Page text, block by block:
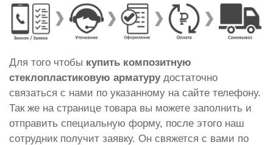
Для того чтобы купить композитную
стеклопластиковую арматурудостаточно
связаться с нами по указанному на сайте телефону.
Так же на странице товара вы можете заполнить и
отправить специальную форму, после этого наш
сотрудник получит заявку. Он свяжется с вами по